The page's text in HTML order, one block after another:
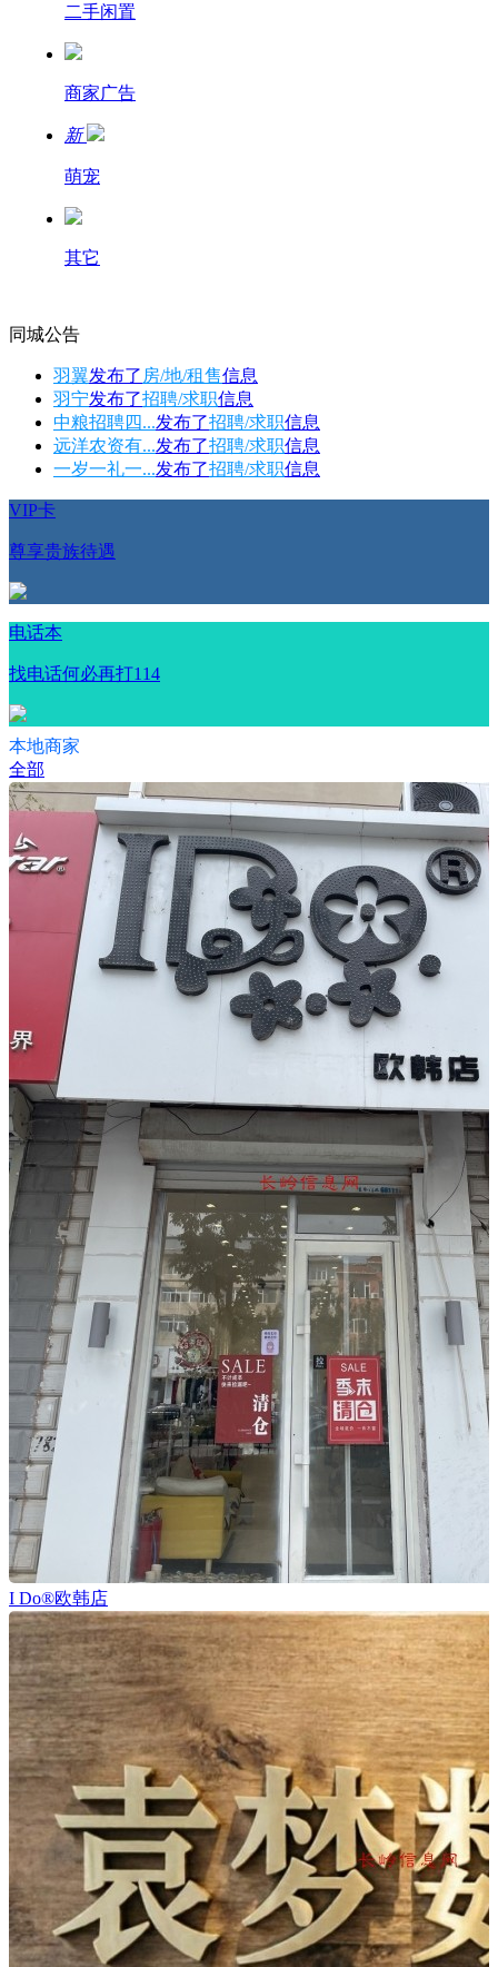
二手闲置
商家广告
新
萌宠
其它
同城公告
羽翼发布了 房/地/租售信息
羽宁发布了招聘/求职信息
中粮招聘四...发布了招聘/求职信息
远洋农资有...发布了招聘/求职信息
一岁一礼一...发布了招聘/求职信息
VIP卡
尊享贵族待遇
电话本
找电话何必再打114
本地商家
全部
I Do®欧韩店